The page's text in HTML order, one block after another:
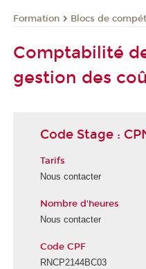
Formation Blocs de
Comptabilité
gestion des
Code Stage :
Tarifs
Nous contacter
Nombre d'heures
Nous contacter
Code CPF
RNCP2144BC03